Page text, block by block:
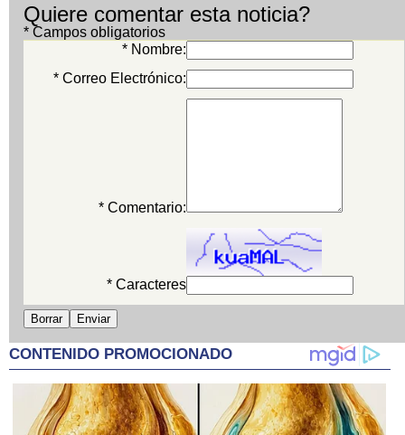
Quiere comentar esta noticia?
* Campos obligatorios
* Nombre:
* Correo Electrónico:
* Comentario:
* Caracteres